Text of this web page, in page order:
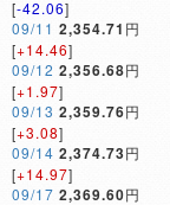
[-42.06]
09/11 2,354.71 円
[+14.46]
09/12 2,356.68円
[+1.97]
09/13 2,359.76円
[+3.08]
09/14 2,374.73円
[+14.97]
09/17 2,369.60円